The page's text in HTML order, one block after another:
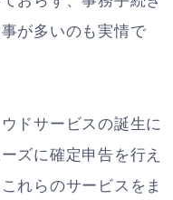
が多いのも実情で
ドサービスの誕生に
ズに確定申告を行え
れらのサービスをま